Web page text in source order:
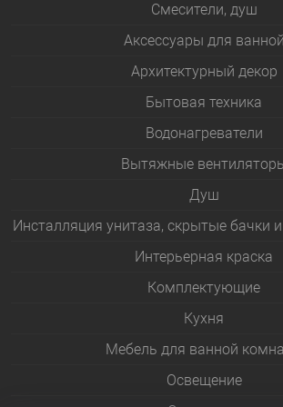
Смесители, душ
Аксессуары для ванной
Архитектурный декор
Бытовая техника
Водонагреватели
Вытяжные
Душ
Инсталляция унитаза, скрытые бачки
Интерьерная краска
Комплектующие
Кухня
Мебель для ванной
Освещение